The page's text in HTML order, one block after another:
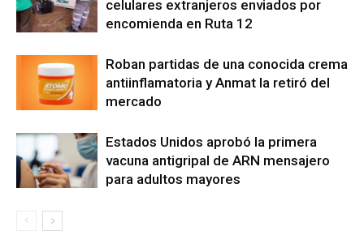
celulares extranjeros enviados por
encomienda en Ruta 12
Roban partidas de una conocida crema
antiinflamatoria y Anmat la retiró del
mercado
Estados Unidos aprobó la primera
vacuna antigripal de ARN mensajero
para adultos mayores